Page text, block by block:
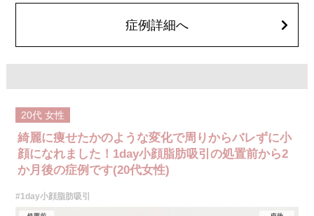
顔の脂肪吸引箇所の追加 1ヶ所ごと+162,800円(税込)
オプション：笑気麻酔 3,300円(税込)
症例詳細へ
20代 女性
綺麗に痩せたかのような変化で周りからバレずに小
顔になれました！1day小顔脂肪吸引の処置前から2
か月後の症例です(20代女性)
#1day小顔脂肪吸引